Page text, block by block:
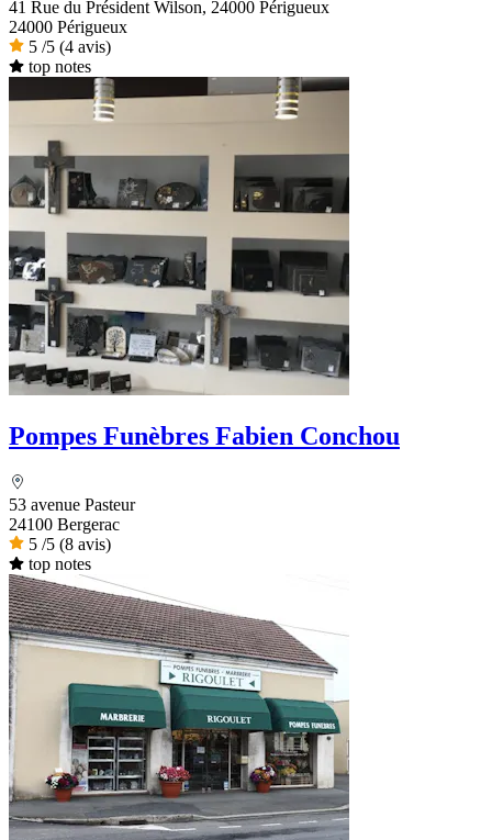
41 Rue du Président Wilson, 24000 Périgueux
24000 Périgueux
5 /5 (4 avis)
top notes
Pompes Funèbres Fabien Conchou
53 avenue Pasteur
24100 Bergerac
5 /5 (8 avis)
top notes